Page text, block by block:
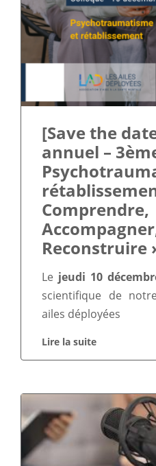
[Save the
annuel –
Comprendre,
Reconstruire
Le jeudi 10
scientifique de
ailes déployées
Lire la suite